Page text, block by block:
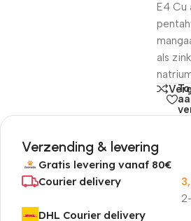
E4 Cu
als
Verzending & levering
Gratis levering vanaf 80€
Courier delivery
DHL Courier delivery